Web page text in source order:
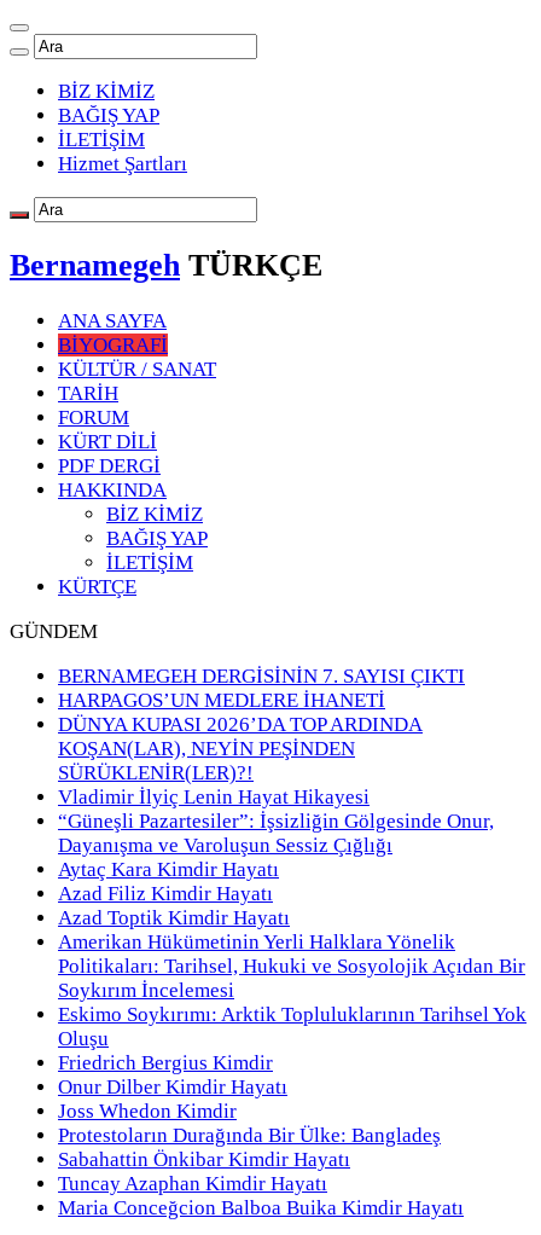
BİZ KİMİZ
BAĞIŞ YAP
İLETİŞİM
Hizmet Şartları
Bernamegeh TÜRKÇE
ANA SAYFA
BİYOGRAFİ
KÜLTÜR / SANAT
TARİH
FORUM
KÜRT DİLİ
PDF DERGİ
HAKKINDA
BİZ KİMİZ
BAĞIŞ YAP
İLETİŞİM
KÜRTÇE
GÜNDEM
BERNAMEGEH DERGİSİNİN 7. SAYISI ÇIKTI
HARPAGOS’UN MEDLERE İHANETİ
DÜNYA KUPASI 2026’DA TOP ARDINDA
KOŞAN(LAR), NEYİN PEŞİNDEN
SÜRÜKLENİR(LER)?!
Vladimir İlyiç Lenin Hayat Hikayesi
“Güneşli Pazartesiler”: İşsizliğin Gölgesinde Onur,
Dayanışma ve Varoluşun Sessiz Çığlığı
Aytaç Kara Kimdir Hayatı
Azad Filiz Kimdir Hayatı
Azad Toptik Kimdir Hayatı
Amerikan Hükümetinin Yerli Halklara Yönelik
Politikaları: Tarihsel, Hukuki ve Sosyolojik Açıdan Bir
Soykırım İncelemesi
Eskimo Soykırımı: Arktik Topluluklarının Tarihsel Yok
Oluşu
Friedrich Bergius Kimdir
Onur Dilber Kimdir Hayatı
Joss Whedon Kimdir
Protestoların Durağında Bir Ülke: Bangladeş
Sabahattin Önkibar Kimdir Hayatı
Tuncay Azaphan Kimdir Hayatı
Maria Conceğcion Balboa Buika Kimdir Hayatı